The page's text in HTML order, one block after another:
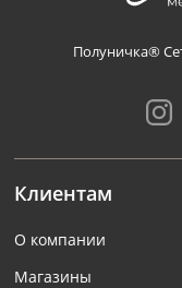
Полуничка®
Клиентам
О компании
Магазины